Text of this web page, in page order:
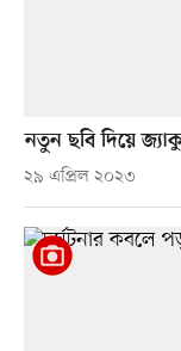
নতুন ছবি দিয়ে
২৯ এপ্রিল ২০২৩